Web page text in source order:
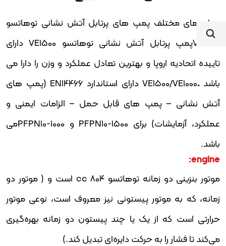
مدل های مختلف پمپ های پرتابل آتش نشانی توهاتسو
VE1500پمپ پرتابل آتش نشانی توهاتسو VE1500 دارای
تاییده اتحادیه اروپا و بهترین تعادل عملکرد و وزن را دارا می
باشد .
VE1500/VE1000 دارای استاندارد EN14466 (پمپ های
آتش نشانی – پمپ های قابل حمل – الزامات ایمنی و
عملکرد، آزمایشات) برای PFPN10-1500 و PFPN10-1000می
باشد.
engine:
موتور بنزینی دو زمانه توهاتسو 804 cc است و ( موتور دو
زمانه، که به موتور پیستونی نیز معروف است، نوعی موتور
حرارتی است که از یک یا چند پیستون دو زمانه بهره‌گیری
می‌کند تا فشار را به حرکت دایره‌ای تبدیل کند.)